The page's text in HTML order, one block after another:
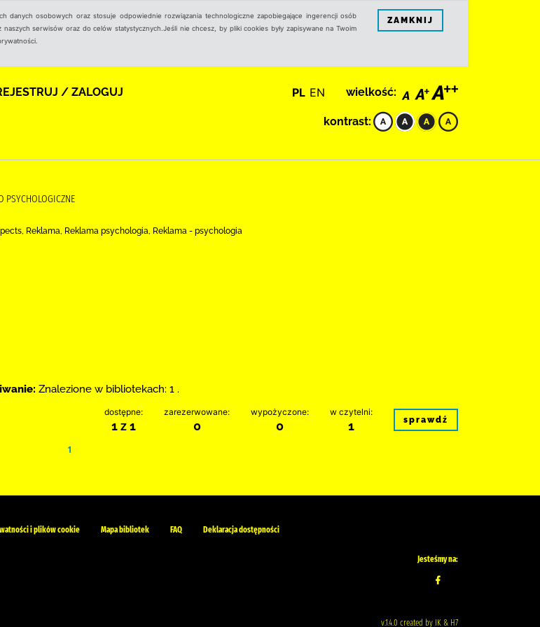
osobowych oraz stosuje odpowiednie rozwiązania technologiczne zapobiegające ingerencji osób
serwisów oraz do celów statystycznych.Jeśli nie chcesz, by pliki cookies były zapisywane na Twoim
ZAMKNIJ
/ ZALOGUJ PL EN wielkość:
kontrast:
PSYCHOLOGICZNE
Reklama, Reklama psychologia, Reklama - psychologia
Znalezione w bibliotekach: 1 .
dostępne:
1 z 1
zarezerwowane:
0
wypożyczone:
0
w czytelni:
1 sprawdź
1
i plików cookie Mapa bibliotek FAQ Deklaracja dostępności
Jesteśmy na:
v.1.4.0 created by IK & H7